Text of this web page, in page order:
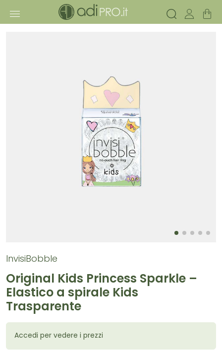
InvisiBobble
Original Kids Princess Sparkle –
Elastico a spirale Kids
Trasparente
Accedi per vedere i prezzi